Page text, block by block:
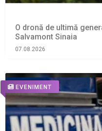
O dronă de ultimă
Salvamont Sinaia
07.08.2026
EVENIMENT